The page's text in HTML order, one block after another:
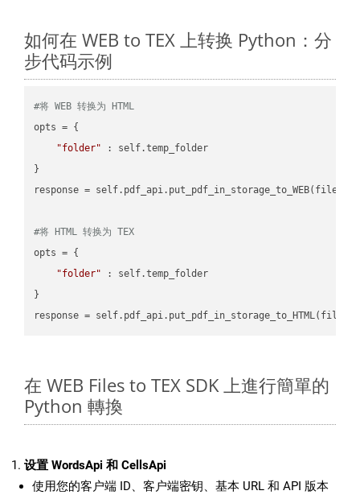
如何在 WEB to TEX 上转换 Python：分
步代码示例
#将 WEB 转换为 HTML
opts = {
"folder" : self.temp_folder
}
response =
#将 HTML 转换为 TEX
opts = {
"folder" : self.temp_folder
}
在 WEB Files to TEX SDK 上進行簡單的
Python 轉換
设置 WordsApi 和 CellsApi
使用您的客户端 ID、客户端密钥、基本 URL 和 API 版本